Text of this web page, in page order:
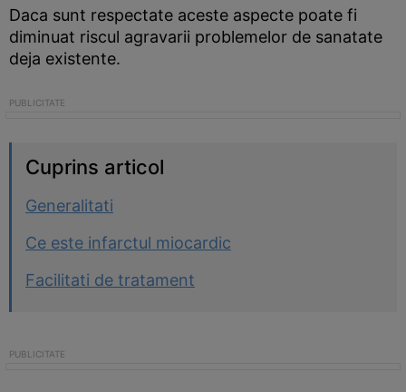
Daca sunt respectate aceste aspecte poate fi
diminuat riscul agravarii problemelor de sanatate
deja existente.
Cuprins articol
Generalitati
Ce este infarctul miocardic
Facilitati de tratament